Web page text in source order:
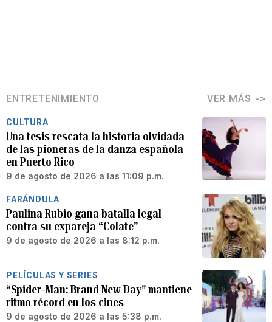
ENTRETENIMIENTO VER MÁS
CULTURA
Una tesis rescata la historia olvidada
de las pioneras de la danza española
en Puerto Rico
9 de agosto de 2026 a las 11:09 p.m.
FARÁNDULA
Paulina Rubio gana batalla legal
contra su expareja “Colate”
9 de agosto de 2026 a las 8:12 p.m.
PELÍCULAS Y SERIES
“Spider-Man: Brand New Day” mantiene
ritmo récord en los cines
9 de agosto de 2026 a las 5:38 p.m.